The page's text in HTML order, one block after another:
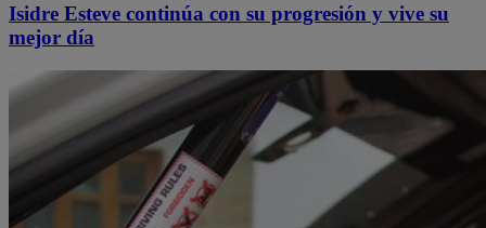
Isidre Esteve continúa con su progresión y vive su
mejor día